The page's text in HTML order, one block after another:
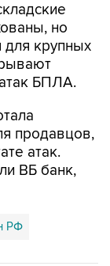
но
крупных
БПЛА.
продавцов,
атак.
ВБ банк,
РФ